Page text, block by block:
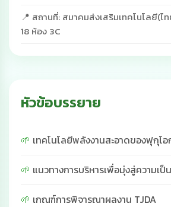
📍 สถานที่: สมาคมส่งเสริมเทคโนโลยี
18 ห้อง 3C
หัวข้อบรรยาย
เทคโนโลยีพลังงานสะอาดของฟุกุโ
แนวทางการบริหารเพื่อมุ่งสู่ความเป็
เกณฑ์การพิจารณาผลงาน TJDA